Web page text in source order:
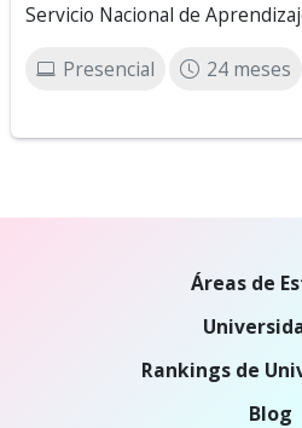
Servicio Nacional de
Presencial 24 meses
Áreas de
Rankings de
Blog